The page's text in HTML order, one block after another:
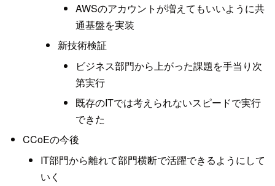
AWSのアカウントが増えてもいいように共
通基盤を実装
新技術検証
ビジネス部門から上がった課題を手当り次
第実行
既存のITでは考えられないスピードで実行
できた
CCoEの今後
IT部門から離れて部門横断で活躍できるようにして
いく